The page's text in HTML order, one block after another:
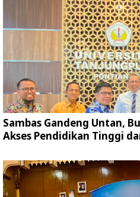
Sambas Gandeng Untan,
Akses Pendidikan Tinggi